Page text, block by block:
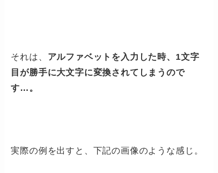
それは、 アルファベットを入力した時、1文字
目が勝手に大文字に変換されてしまうので
す…。
実際の例を出すと、下記の画像のような感じ。